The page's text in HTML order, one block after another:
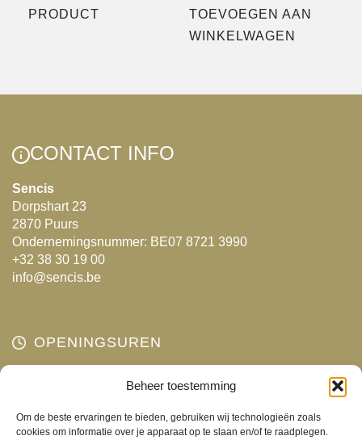
Beheer toestemming
Om de beste ervaringen te bieden, gebruiken wij technologieën zoals
cookies om informatie over je apparaat op te slaan en/of te raadplegen.
PRODUCT
variaties.
optie
kan
de
productpagina
TOEVOEGEN AAN
WINKELWAGEN
CONTACT INFO
Sencis
Dorpshart 23
2870 Puurs
Ondernemingsnummer: BE07 8721 3990
+32 38 30 19 00
info@sencis.be
OPENINGSUREN
Gesloten
Woensdag
10:00 - 18:00